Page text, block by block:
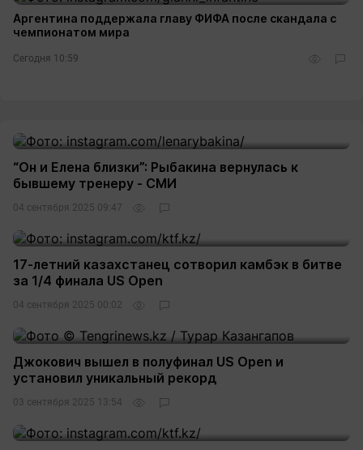
Аргентина поддержала главу ФИФА после скандала с
чемпионатом мира
Сегодня 10:59
“Он и Елена близки”: Рыбакина вернулась к
бывшему тренеру - СМИ
04 сентября 2025 09:47
17-летний казахстанец сотворил камбэк в битве
за 1/4 финала US Open
04 сентября 2025 00:02
Джокович вышел в полуфинал US Open и
установил уникальный рекорд
03 сентября 2025 13:54